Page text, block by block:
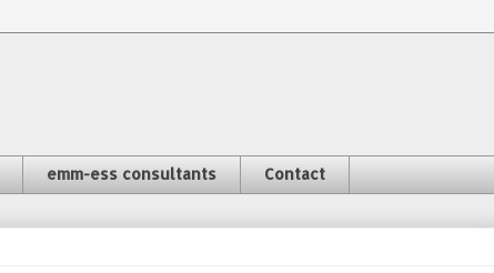
emm-ess consultants Contact